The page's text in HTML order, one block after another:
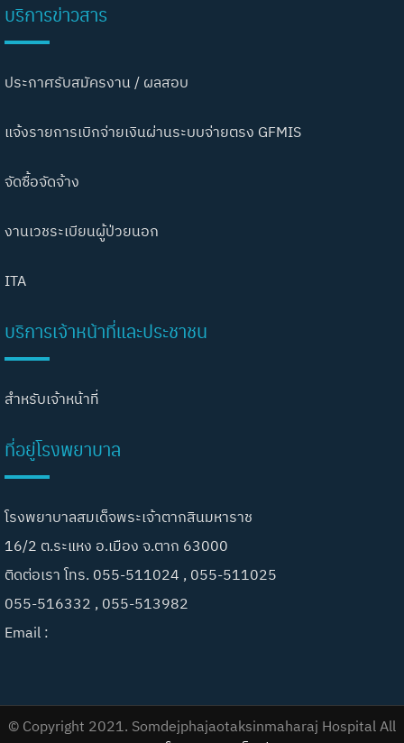
บริการข่าวสาร
ประกาศรับสมัครงาน / ผลสอบ
แจ้งรายการเบิกจ่ายเงินผ่านระบบจ่ายตรง GFMIS
จัดซื้อจัดจ้าง
งานเวชระเบียนผู้ป่วยนอก
ITA
บริการเจ้าหน้าที่และประชาชน
สำหรับเจ้าหน้าที่
ที่อยู่โรงพยาบาล
โรงพยาบาลสมเด็จพระเจ้าตากสินมหาราช
16/2 ต.ระแหง อ.เมือง จ.ตาก 63000
ติดต่อเรา โทร. 055-511024 , 055-511025
055-516332 , 055-513982
Email :
© Copyright 2021. Somdejphajaotaksinmaharaj Hospital All